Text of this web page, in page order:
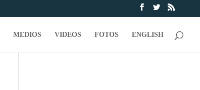
MEDIOS VIDEOS FOTOS ENGLISH